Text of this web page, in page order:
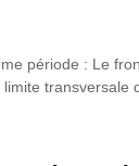
période : Le
transversale